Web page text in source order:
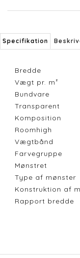
Specifikation
Bredde
Vægt pr. m²
Bundvare
Transparent
Komposition
Roomhigh
Vægtbånd
Farvegruppe
Mønstret
Type af mønster
Konstruktion af
Rapport bredde